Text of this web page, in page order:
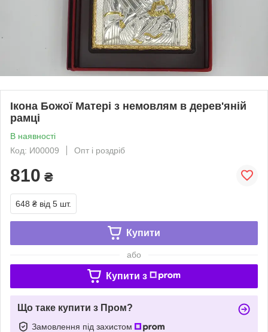
Ікона Божої Матері з немовлям в дерев'яній
рамці
В наявності
Код: И00009
Опт і роздріб
810 ₴
648 ₴ від 5 шт.
Купити
або
Купити з
Що таке купити з Пром?
Замовлення під захистом